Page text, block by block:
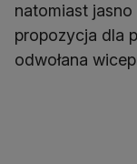
natomiast
propozycja dla
odwołana